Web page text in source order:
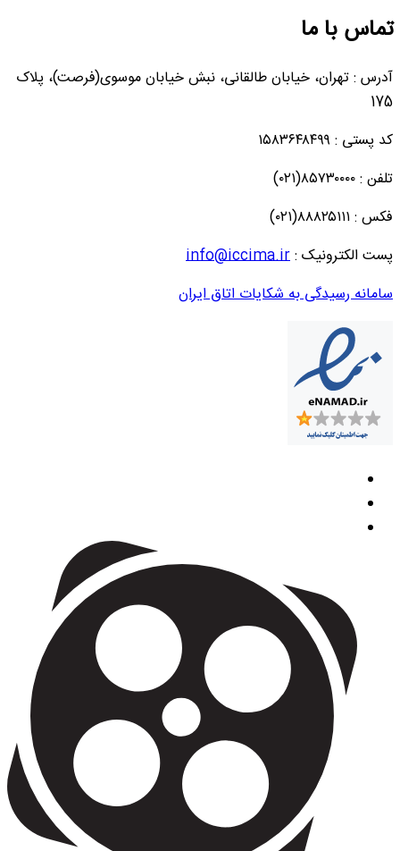
تماس با ما
آدرس : تهران، خیابان طالقانی، نبش خیابان موسوی(فرصت)، پلاک
175
کد پستی : ۱۵۸۳۶۴۸۴۹۹
تلفن : ۸۵۷۳۰۰۰۰(۰۲۱)
فکس : ۸۸۸۲۵۱۱۱(۰۲۱)
پست الکترونیک :info@iccima.ir
سامانه رسیدگی به شکایات اتاق ایران